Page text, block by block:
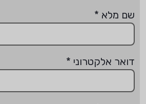
שם מלא *
דואר אלקטרוני *